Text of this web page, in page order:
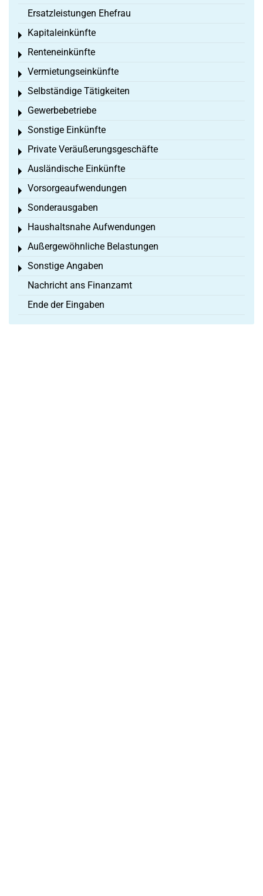
Ersatzleistungen Ehefrau
Kapitaleinkünfte
Toggle menu
Renteneinkünfte
Toggle menu
Vermietungseinkünfte
Toggle menu
Selbständige Tätigkeiten
Toggle menu
Gewerbebetriebe
Toggle menu
Sonstige Einkünfte
Toggle menu
Private Veräußerungsgeschäfte
Toggle menu
Ausländische Einkünfte
Toggle menu
Vorsorgeaufwendungen
Toggle menu
Sonderausgaben
Toggle menu
Haushaltsnahe Aufwendungen
Toggle menu
Außergewöhnliche Belastungen
Toggle menu
Sonstige Angaben
Toggle menu
Nachricht ans Finanzamt
Ende der Eingaben